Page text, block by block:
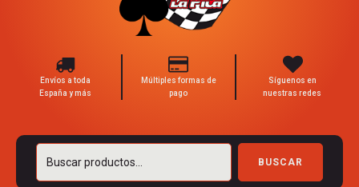
Envíos a toda
España y más
Múltiples formas de
pago
Síguenos en
nuestras redes
Buscar
BUSCAR